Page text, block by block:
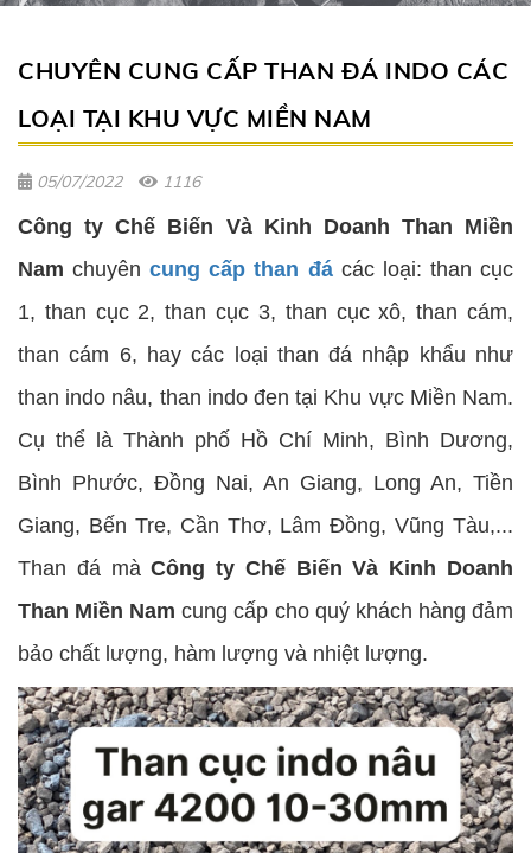
CHUYÊN CUNG CẤP THAN ĐÁ INDO CÁC
LOẠI TẠI KHU VỰC MIỀN NAM
05/07/2022 1116
Công ty Chế Biến Và Kinh Doanh Than Miền
Nam chuyêncung cấp than đácác loại: than cục
1, than cục 2, than cục 3, than cục xô, than cám,
than cám 6, hay các loại than đá nhập khẩu như
than indo nâu, than indo đen tại Khu vực Miền Nam.
Cụ thể là Thành phố Hồ Chí Minh, Bình Dương,
Bình Phước, Đồng Nai, An Giang, Long An, Tiền
Giang, Bến Tre, Cần Thơ, Lâm Đồng, Vũng Tàu,...
Than đá màCông ty Chế Biến Và Kinh Doanh
Than Miền Nam cung cấp cho quý khách hàng đảm
bảo chất lượng, hàm lượng và nhiệt lượng.